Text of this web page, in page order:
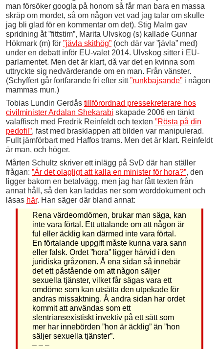
man försöker googla på honom så får man bara en massa
skräp om mordet, så om någon vet vad jag talar om skulle
jag bli glad för en kommentar om det). Stig Malm gav
spridning åt ”fittstim”, Marita Ulvskog (s) kallade Gunnar
Hökmark (m) för ”jävla skithög” (och där var ”jävla” med)
under en debatt inför EU-valet 2014. Ulvskog sitter i EU-
parlamentet. Men det är klart, då var det en kvinna som
uttryckte sig nedvärderande om en man. Från vänster.
(Schyffert går fortfarande fri efter sitt”runkbajsande” i någon
mammas mun.)
Tobias Lundin Gerdås tillförordnad pressekreterare hos
civilminister Ardalan Shekarabi skapade 2006 en tänkt
valaffisch med Fredrik Reinfeldt och texten ”Rösta på din
pedofil”, fast med brasklappen att bilden var manipulerad.
Fullt jämförbart med Haffos trams. Men det är klart. Reinfeldt
är man, och höger.
Mårten Schultz skriver ett inlägg på SvD där han ställer
frågan: ”Är det olagligt att kalla en minister för hora?”, den
ligger bakom en betalvägg, men jag har fått texten från
annat håll, så den kan laddas ner som worddokument och
läsas här. Han säger där bland annat:
Rena värdeomdömen, brukar man säga, kan
inte vara förtal. Ett uttalande om att någon är
ful eller äcklig kan därmed inte vara förtal.
En förtalande uppgift måste kunna vara sann
eller falsk. Ordet ”hora” ligger härvid i den
juridiska gråzonen. Å ena sidan så innebär
det ett påstående om att någon säljer
sexuella tjänster, vilket får sägas vara ett
omdöme som kan utsätta den utpekade för
andras missaktning. Å andra sidan har ordet
kommit att användas som ett
slentriansexistiskt invektiv på ett sätt som
mer har innebörden ”hon är äcklig” än ”hon
säljer sexuella tjänster”.
– – –